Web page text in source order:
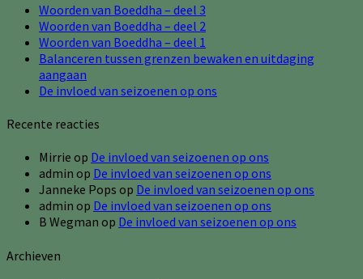
Woorden van Boeddha – deel 3
Woorden van Boeddha – deel 2
Woorden van Boeddha – deel 1
Balanceren tussen grenzen bewaken en uitdaging
aangaan
De invloed van seizoenen op ons
Recente reacties
Mirrie op De invloed van seizoenen op ons
admin op De invloed van seizoenen op ons
Janneke Pops op De invloed van seizoenen op ons
admin op De invloed van seizoenen op ons
B Wegman op De invloed van seizoenen op ons
Archieven